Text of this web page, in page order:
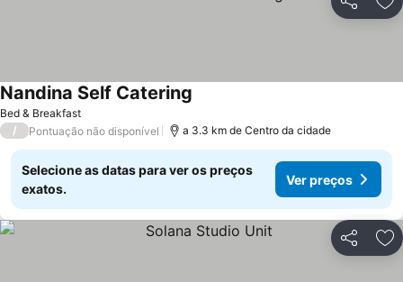
Partilhar
Bed & Breakfast
Nandina Self Catering
/ Pontuação não disponível a 3.3 km de Centro da cidade
Selecione as datas para ver os preços
exatos.
Ver preços
Partilhar